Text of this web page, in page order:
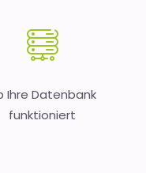
Ihre Datenbank
funktioniert